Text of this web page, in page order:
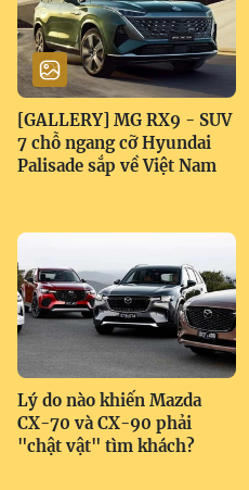
[GALLERY] MG RX9 - SUV
7 chỗ ngang cỡ Hyundai
Palisade sắp về Việt Nam
Lý do nào khiến Mazda
CX-70 và CX-90 phải
"chật vật" tìm khách?